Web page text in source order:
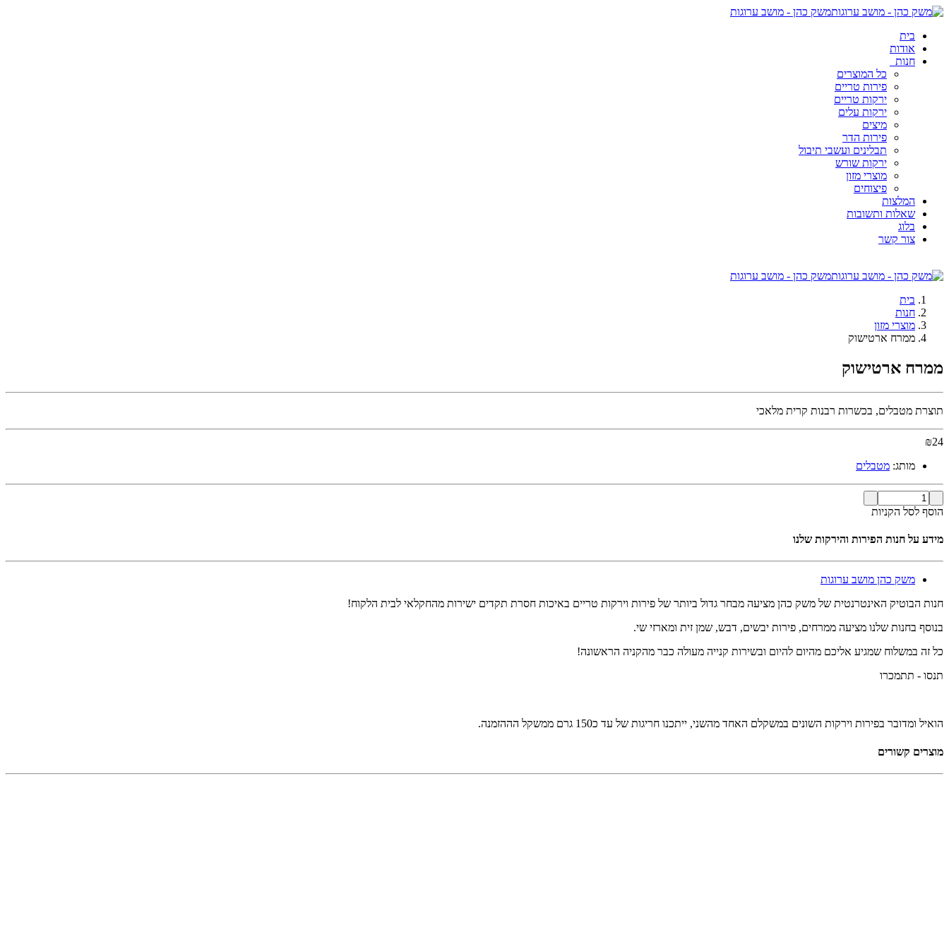
משק כהן - מושב ערוגות
בית
אודות
חנות
כל המוצרים
פירות טריים
ירקות טריים
ירקות עלים
מיצים
פירות הדר
תבלינים ועשבי תיבול
ירקות שורש
מוצרי מזון
פיצוחים
המלצות
שאלות ותשובות
בלוג
צור קשר
משק כהן - מושב ערוגות
בית
חנות
מוצרי מזון
ממרח ארטישוק
ממרח ארטישוק
תוצרת מטבלים, בכשרות רבנות קרית מלאכי
₪24
מותג: מטבלים
הוסף לסל הקניות
מידע על חנות הפירות והירקות שלנו
משק כהן מושב ערוגות
חנות הבוטיק האינטרנטית של משק כהן מציעה מבחר גדול ביותר של פירות וירקות טריים באיכות חסרת תקדים ישירות מהחקלאי לבית הלקוח!
בנוסף בחנות שלנו מציעה ממרחים, פירות יבשים, דבש, שמן זית ומארזי שי.
כל זה במשלוח שמגיע אליכם מהיום להיום ובשירות קנייה מעולה כבר מהקניה הראשונה!
תנסו - תתמכרו
הואיל ומדובר בפירות וירקות השונים במשקלם האחד מהשני, ייתכנו חריגות של עד כ150 גרם ממשקל הההזמנה.
מוצרים קשורים